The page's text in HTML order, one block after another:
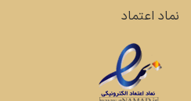
نماد اعتماد